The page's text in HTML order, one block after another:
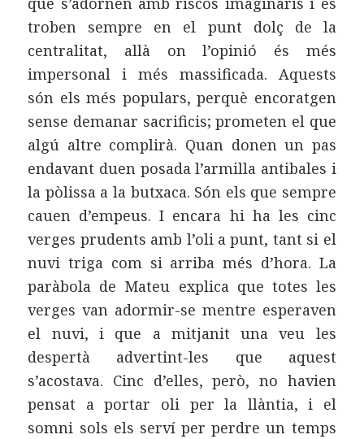
troben sempre en el punt dolç de la
centralitat, allà on l’opinió és més
impersonal i més massificada. Aquests
són els més populars, perquè encoratgen
sense demanar sacrificis; prometen el que
algú altre complirà. Quan donen un pas
endavant duen posada l’armilla antibales i
la pòlissa a la butxaca. Són els que sempre
cauen d’empeus. I encara hi ha les cinc
verges prudents amb l’oli a punt, tant si el
nuvi triga com si arriba més d’hora. La
paràbola de Mateu explica que totes les
verges van adormir-se mentre esperaven
el nuvi, i que a mitjanit una veu les
despertà advertint-les que aquest
s’acostava. Cinc d’elles, però, no havien
pensat a portar oli per la llàntia, i el
somni sols els serví per perdre un temps